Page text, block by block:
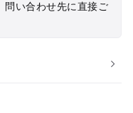
問い合わせ先に直接ご